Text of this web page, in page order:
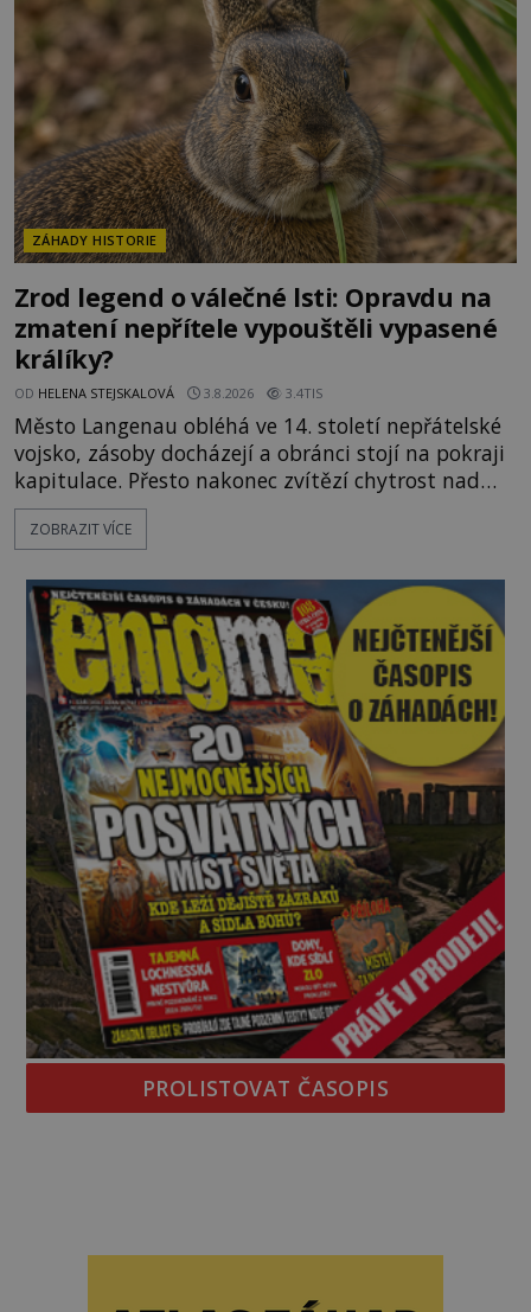
ztracených technologiích či tajemných
materiálech. Moderní metalurgie však ukazuje, že
skutečné vysvětlení je ješt
ZÁHADY HISTORIE
Zrod legend o válečné lsti: Opravdu na
zmatení nepřítele vypouštěli vypasené
králíky?
OD HELENA STEJSKALOVÁ 3.8.2026 3.4TIS
Město Langenau obléhá ve 14. století nepřátelské
vojsko, zásoby docházejí a obránci stojí na pokraji
kapitulace. Přesto nakonec zvítězí chytrost nad
hrubou silou. Podle staré německé legendy vypustí
obyvatelé za hradby dobře živeného králíka, aby
dost. Čas pracuje pro obléhatele. Ve městě ubývají
zásoby a každý den znamená další porci strádá
ZOBRAZIT VÍCE
PROLISTOVAT ČASOPIS